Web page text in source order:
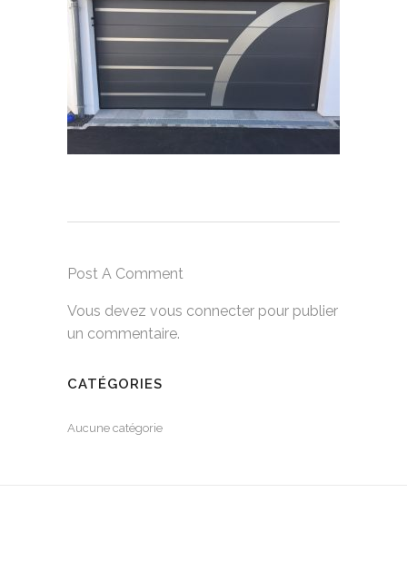
Post A Comment
Vous devez vous connecter pour publier
un commentaire.
CATÉGORIES
Aucune catégorie